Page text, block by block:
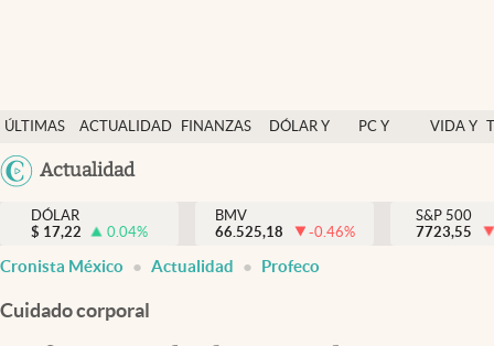
ÚLTIMAS
NOTICIAS
ACTUALIDAD
FINANZAS
DÓLAR Y
PC Y
VIDA Y
México
Actualidad
Actualidad
Finanzas y economía
Dólar y mercados
DÓLAR
$ 17,22 0.04%
BMV
66.525,18
-0.46%
S&P 500
7723,55
Cronista México Actualidad Profeco
Cuidado corporal